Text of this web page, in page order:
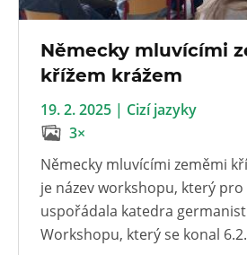
Německy mluvícími
křížem krážem
19. 2. 2025 | Cizí jazyky
3×
Německy mluvícími zeměmi
je název workshopu, který pro
uspořádala katedra
Workshopu, který se konal